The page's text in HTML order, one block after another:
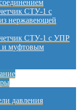
СТУ-1 с
нержавеющей
СТУ-1 с УПР
и муфтовым
давления